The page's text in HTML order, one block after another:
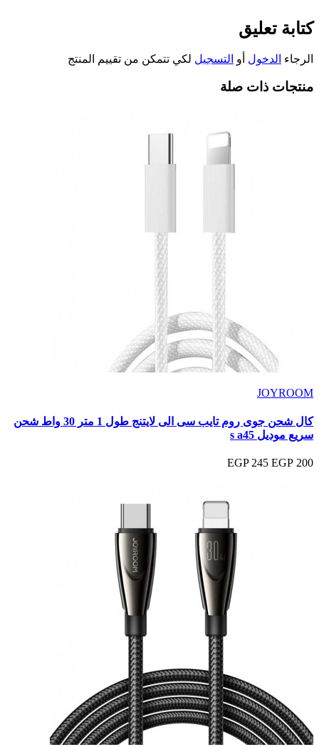
كتابة تعليق
الرجاء الدخول أو التسجيل لكي تتمكن من تقييم المنتج
منتجات ذات صلة
JOYROOM
كال شحن جوى روم تايب سى الى لايتنج طول 1 متر 30 واط شحن
سريع موديل s a45
200 EGP
245 EGP